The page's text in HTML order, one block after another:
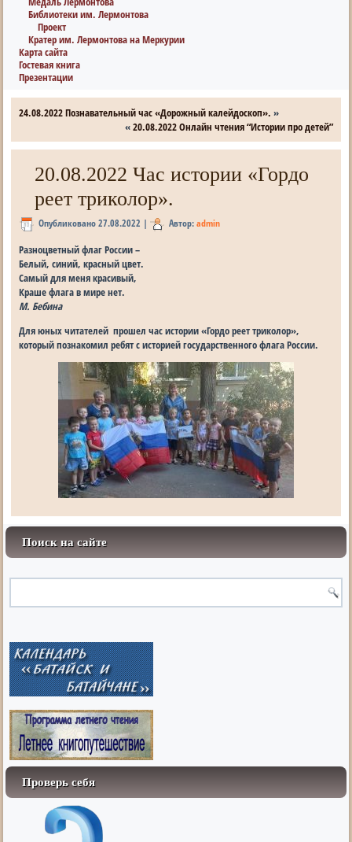
Библиотеки им. Лермонтова
Проект
Кратер им. Лермонтова на Меркурии
Карта сайта
Гостевая книга
Презентации
24.08.2022 Познавательный час «Дорожный калейдоскоп». »
«20.08.2022 Онлайн чтения “Истории про детей”
20.08.2022 Час истории «Гордо
реет триколор».
Опубликовано 27.08.2022 | Автор: admin
Разноцветный флаг России –
Белый, синий, красный цвет.
Самый для меня красивый,
Краше флага в мире нет.
М. Бебина
Для юных читателей прошел час истории «Гордо реет триколор»,
который познакомил ребят с историей государственного флага России.
Поиск на сайте
Проверь себя